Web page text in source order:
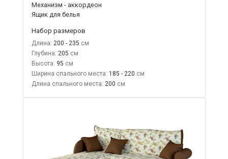
Механизм - аккордеон
Ящик для белья
Набор размеров
Длина: 200 - 235
Глубина: 205
Высота: 95
Ширина спального места: 185 - 220
Длина спального места: 200